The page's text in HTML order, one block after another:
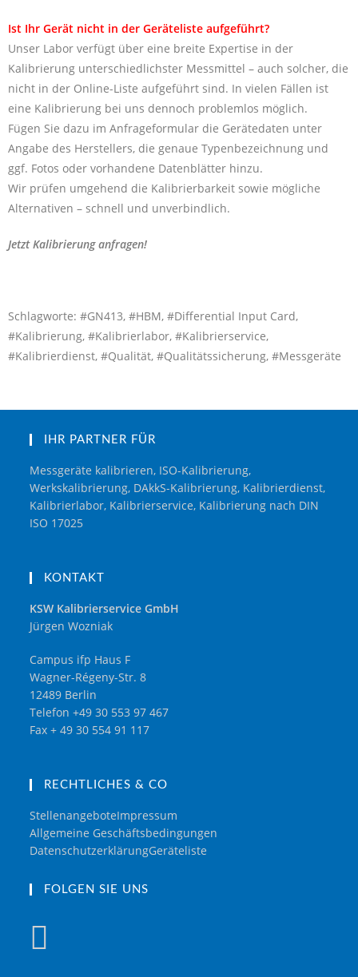
Ist Ihr Gerät nicht in der Geräteliste aufgeführt?
Unser Labor verfügt über eine breite Expertise in der
Kalibrierung unterschiedlichster Messmittel – auch solcher, die
nicht in der Online-Liste aufgeführt sind. In vielen Fällen ist
eine Kalibrierung bei uns dennoch problemlos möglich.
Fügen Sie dazu im Anfrageformular die Gerätedaten unter
Angabe des Herstellers, die genaue Typenbezeichnung und
ggf. Fotos oder vorhandene Datenblätter hinzu.
Wir prüfen umgehend die Kalibrierbarkeit sowie mögliche
Alternativen – schnell und unverbindlich.
Jetzt Kalibrierung anfragen!
Schlagworte: #GN413, #HBM, #Differential Input Card,
#Kalibrierung, #Kalibrierlabor, #Kalibrierservice,
#Kalibrierdienst, #Qualität, #Qualitätssicherung, #Messgeräte
IHR PARTNER FÜR
Messgeräte kalibrieren, ISO-Kalibrierung,
Werkskalibrierung, DAkkS-Kalibrierung, Kalibrierdienst,
Kalibrierlabor, Kalibrierservice, Kalibrierung nach DIN
ISO 17025
KONTAKT
KSW Kalibrierservice GmbH
Jürgen Wozniak
Campus ifp Haus F
Wagner-Régeny-Str. 8
12489 Berlin
Telefon +49 30 553 97 467
Fax + 49 30 554 91 117
RECHTLICHES & CO
StellenangeboteImpressum
Allgemeine Geschäftsbedingungen
DatenschutzerklärungGeräteliste
FOLGEN SIE UNS